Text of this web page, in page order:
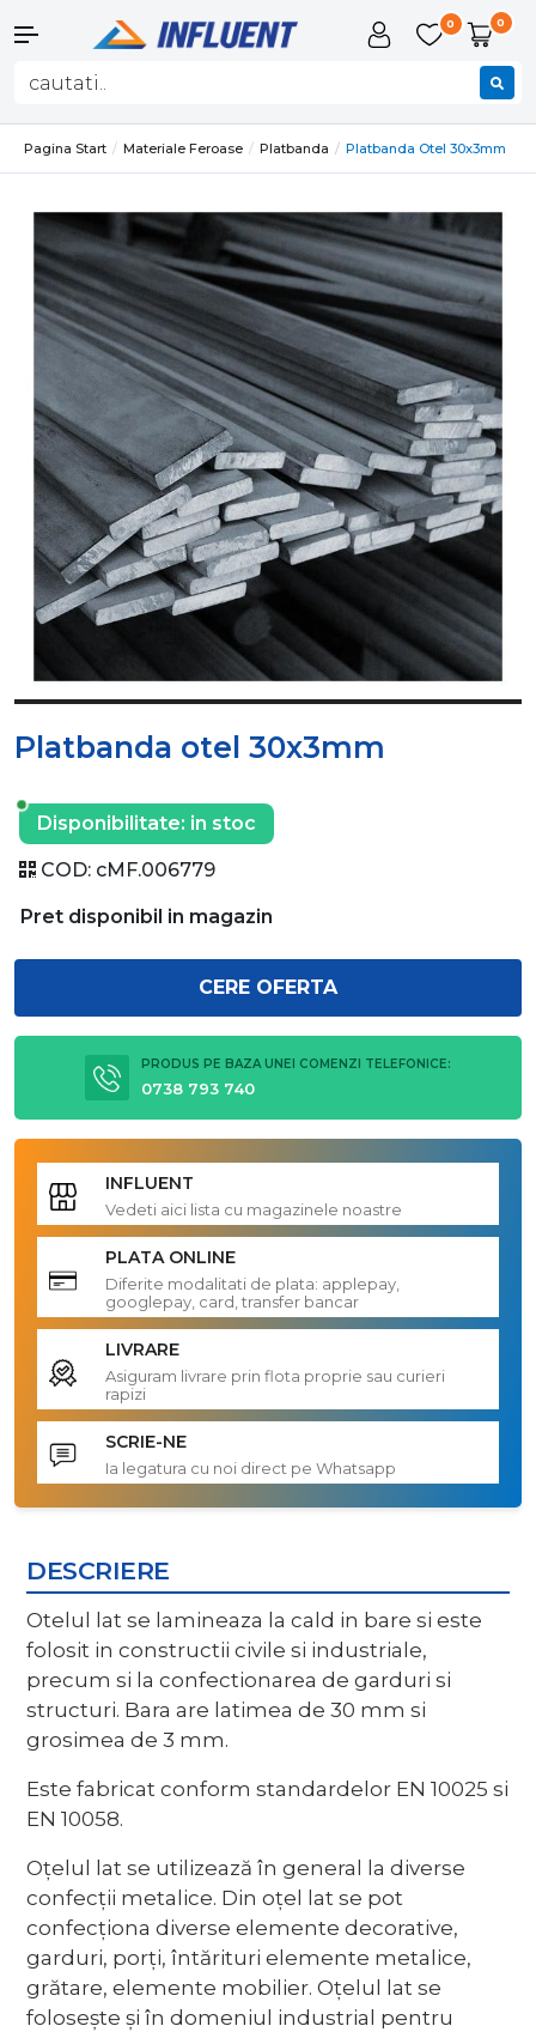
0 0
Pagina Start Materiale Feroase Platbanda Platbanda Otel 30x3mm
Platbanda otel 30x3mm
Disponibilitate: in stoc
COD: cMF.006779
Pret disponibil in magazin
CERE OFERTA
PRODUS PE BAZA UNEI COMENZI TELEFONICE:
0738 793 740
INFLUENT
Vedeti aici lista cu magazinele noastre
PLATA ONLINE
Diferite modalitati de plata: applepay,
googlepay, card, transfer bancar
LIVRARE
Asiguram livrare prin flota proprie sau curieri
rapizi
SCRIE-NE
Ia legatura cu noi direct pe Whatsapp
DESCRIERE
Otelul lat se lamineaza la cald in bare si este
folosit in constructii civile si industriale,
precum si la confectionarea de garduri si
structuri. Bara are latimea de 30 mm si
grosimea de 3 mm.
Este fabricat conform standardelor EN 10025 si
EN 10058.
Oțelul lat se utilizează în general la diverse
confecții metalice. Din oțel lat se pot
confecționa diverse elemente decorative,
garduri, porți, întărituri elemente metalice,
grătare, elemente mobilier. Oțelul lat se
folosește și în domeniul industrial pentru